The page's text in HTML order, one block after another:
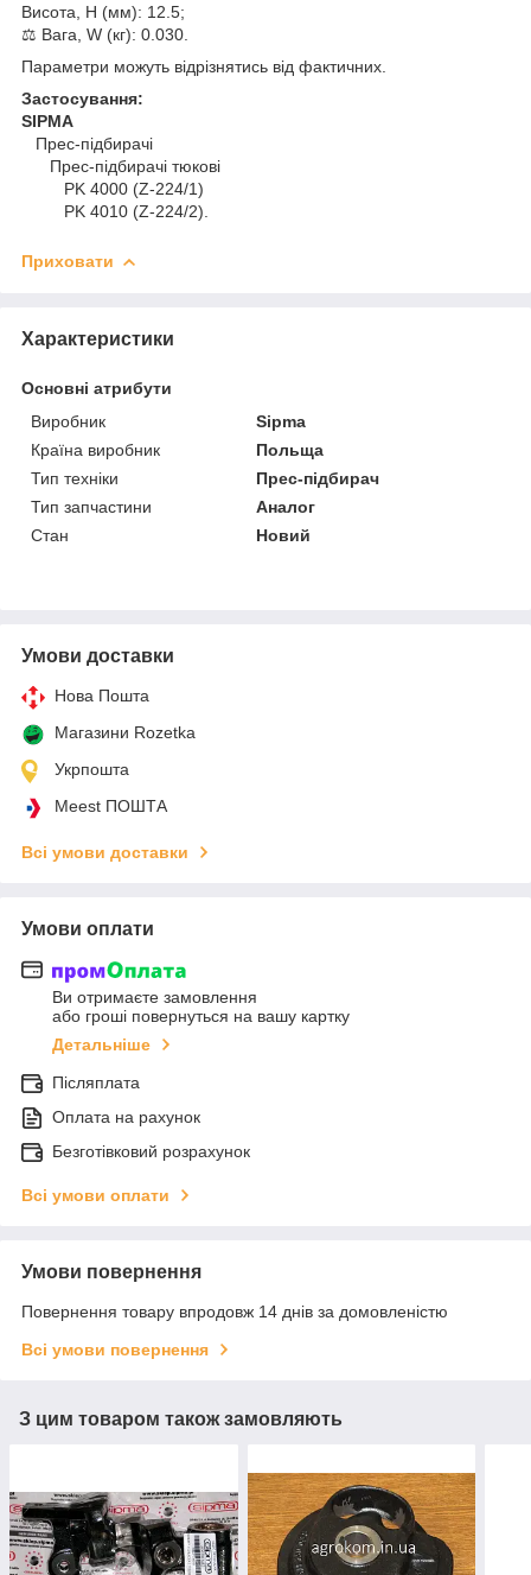
Висота, H (мм): 12.5;
⚖️ Вага, W (кг): 0.030.
Параметри можуть відрізнятись від фактичних.
Застосування:
SIPMA
Прес-підбирачі
Прес-підбирачі тюкові
PK 4000 (Z-224/1)
PK 4010 (Z-224/2).
Приховати
Характеристики
Основні атрибути
Виробник
Sipma
Країна виробник
Польща
Тип техніки
Прес-підбирач
Тип запчастини
Аналог
Стан
Новий
Умови доставки
Нова Пошта
Магазини Rozetka
Укрпошта
Meest ПОШТА
Всі умови доставки
Умови оплати
Ви отримаєте замовлення
або гроші повернуться на вашу картку
Детальніше
Післяплата
Оплата на рахунок
Безготівковий розрахунок
Всі умови оплати
Умови повернення
Повернення товару впродовж 14 днів за домовленістю
Всі умови повернення
З цим товаром також замовляють